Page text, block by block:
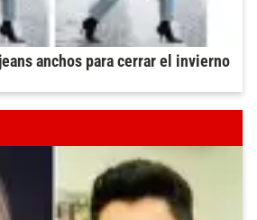
anchos para cerrar el invierno